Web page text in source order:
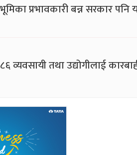
प्रभावकारी बन्न सरकार पनि
व्यवसायी तथा उद्योगीलाई